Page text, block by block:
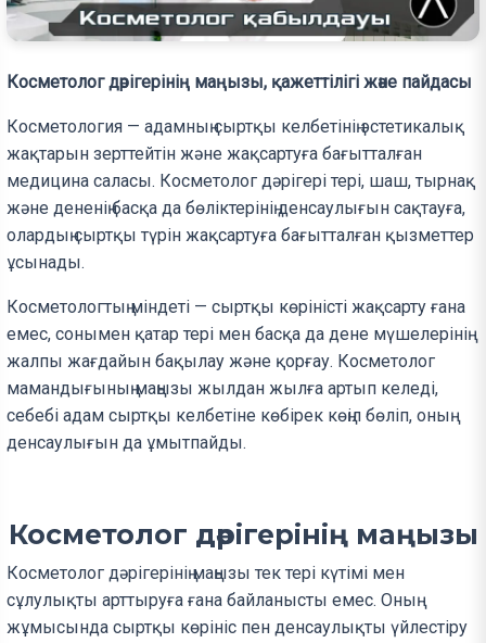
Косметолог дәрігерінің маңызы, қажеттілігі және пайдасы
Косметология — адамның сыртқы келбетінің эстетикалық
жақтарын зерттейтін және жақсартуға бағытталған
медицина саласы. Косметолог дәрігері тері, шаш, тырнақ
және дененің басқа да бөліктерінің денсаулығын сақтауға,
олардың сыртқы түрін жақсартуға бағытталған қызметтер
ұсынады.
Косметологтың міндеті — сыртқы көріністі жақсарту ғана
емес, сонымен қатар тері мен басқа да дене мүшелерінің
жалпы жағдайын бақылау және қорғау. Косметолог
мамандығының маңызы жылдан жылға артып келеді,
себебі адам сыртқы келбетіне көбірек көңіл бөліп, оның
денсаулығын да ұмытпайды.
Косметолог дәрігерінің маңызы
Косметолог дәрігерінің маңызы тек тері күтімі мен
сұлулықты арттыруға ғана байланысты емес. Оның
жұмысында сыртқы көрініс пен денсаулықты үйлестіру